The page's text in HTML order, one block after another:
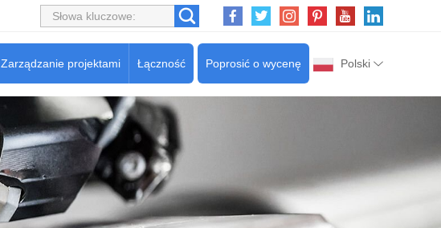
Polski
Poprosić o wycenę
Zarządzanie projektami Łączność